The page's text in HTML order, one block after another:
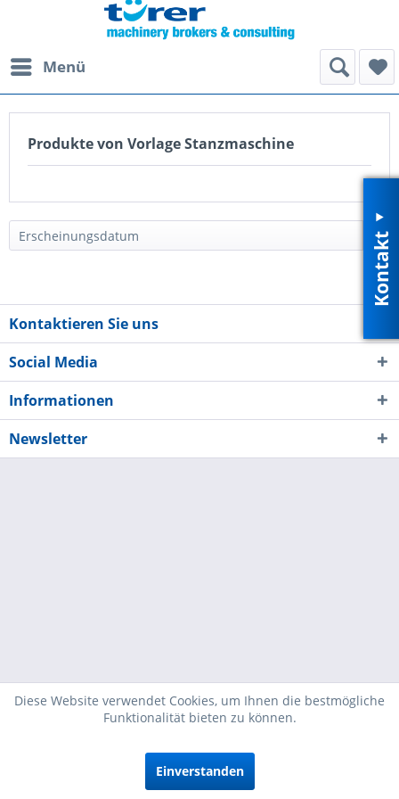
Menü
Produkte von Vorlage Stanzmaschine
Kontaktieren Sie uns
Social Media
Informationen
Newsletter
Diese Website verwendet Cookies, um Ihnen die bestmögliche
Funktionalität bieten zu können.
Einverstanden
Kontakt